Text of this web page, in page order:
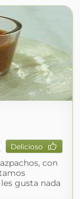
Delicioso
con
gusta nada